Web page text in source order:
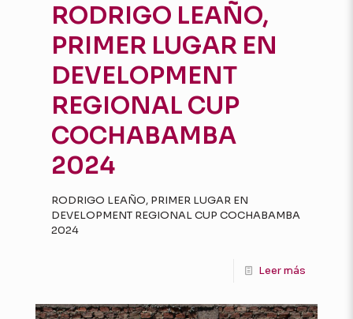
RODRIGO LEAÑO,
PRIMER LUGAR EN
DEVELOPMENT
REGIONAL CUP
COCHABAMBA
2024
RODRIGO LEAÑO, PRIMER LUGAR EN
DEVELOPMENT REGIONAL CUP COCHABAMBA
2024
Leer más